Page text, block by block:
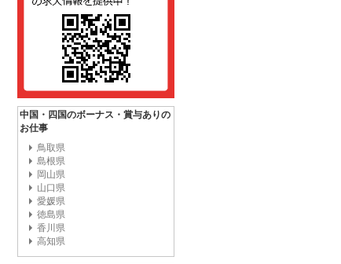
中国・四国のボーナス・賞与ありの
お仕事
鳥取県
島根県
岡山県
山口県
愛媛県
徳島県
香川県
高知県